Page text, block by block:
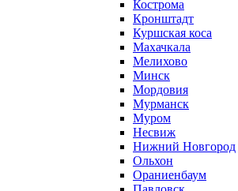
Кострома
Кронштадт
Куршская коса
Махачкала
Мелихово
Минск
Мордовия
Мурманск
Муром
Несвиж
Нижний Новгород
Ольхон
Ораниенбаум